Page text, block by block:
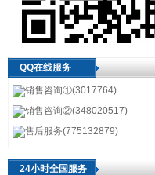
QQ在线服务
销售咨询①(3017764)
销售咨询②(348020517)
售后服务(775132879)
24小时全国服务